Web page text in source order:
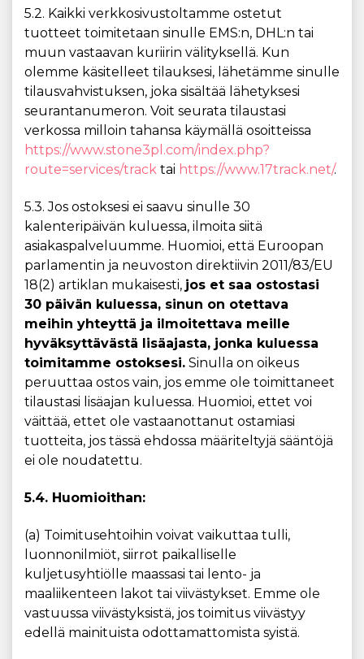
5.2. Kaikki verkkosivustoltamme ostetut
tuotteet toimitetaan sinulle EMS:n, DHL:n tai
muun vastaavan kuriirin välityksellä. Kun
olemme käsitelleet tilauksesi, lähetämme sinulle
tilausvahvistuksen, joka sisältää lähetyksesi
seurantanumeron. Voit seurata tilaustasi
verkossa milloin tahansa käymällä osoitteissa
https://www.stone3pl.com/index.php?
route=services/track tai https://www.17track.net/.
5.3. Jos ostoksesi ei saavu sinulle 30
kalenteripäivän kuluessa, ilmoita siitä
asiakaspalveluumme. Huomioi, että Euroopan
parlamentin ja neuvoston direktiivin 2011/83/EU
18(2) artiklan mukaisesti, jos et saa ostostasi
30 päivän kuluessa, sinun on otettava
meihin yhteyttä ja ilmoitettava meille
hyväksyttävästä lisäajasta, jonka kuluessa
toimitamme ostoksesi. Sinulla on oikeus
peruuttaa ostos vain, jos emme ole toimittaneet
tilaustasi lisäajan kuluessa. Huomioi, ettet voi
väittää, ettet ole vastaanottanut ostamiasi
tuotteita, jos tässä ehdossa määriteltyjä sääntöjä
ei ole noudatettu.
5.4. Huomioithan:
(a) Toimitusehtoihin voivat vaikuttaa tulli,
luonnonilmiöt, siirrot paikalliselle
kuljetusyhtiölle maassasi tai lento- ja
maaliikenteen lakot tai viivästykset. Emme ole
vastuussa viivästyksistä, jos toimitus viivästyy
edellä mainituista odottamattomista syistä.